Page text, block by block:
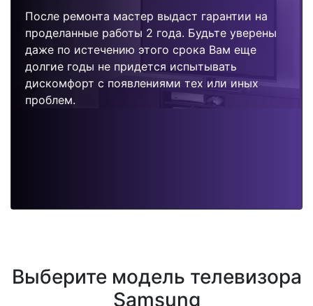
После ремонта мастер выдаст гарантии на
проделанные работы 2 года. Будьте уверены
даже по истечению этого срока Вам еще
долгие годы не придется испытывать
дискомфорт с появлениями тех или иных
проблем.
Выберите модель телевизора
Samsung